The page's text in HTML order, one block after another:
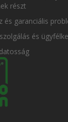
részt
és garanciális
és